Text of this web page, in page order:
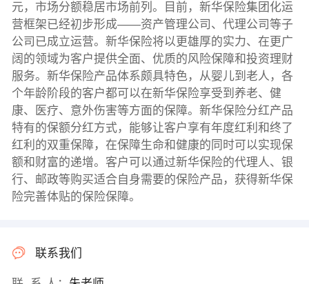
元，市场分额稳居市场前列。目前，新华保险集团化运
营框架已经初步形成——资产管理公司、代理公司等子
公司已成立运营。新华保险将以更雄厚的实力、在更广
阔的领域为客户提供全面、优质的风险保障和投资理财
服务。新华保险产品体系颇具特色，从婴儿到老人，各
个年龄阶段的客户都可以在新华保险享受到养老、健
康、医疗、意外伤害等方面的保障。新华保险分红产品
特有的保额分红方式，能够让客户享有年度红利和终了
红利的双重保障，在保障生命和健康的同时可以实现保
额和财富的递增。客户可以通过新华保险的代理人、银
行、邮政等购买适合自身需要的保险产品，获得新华保
险完善体贴的保险保障。
联系我们